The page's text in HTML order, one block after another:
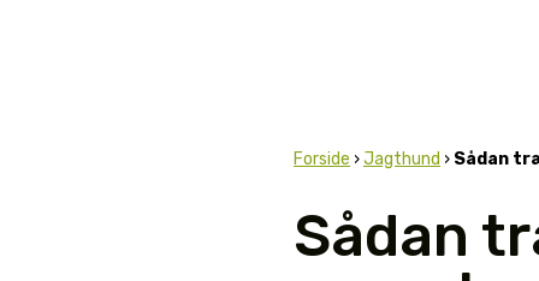
Forside ›Jagthund › Sådan
Sådan